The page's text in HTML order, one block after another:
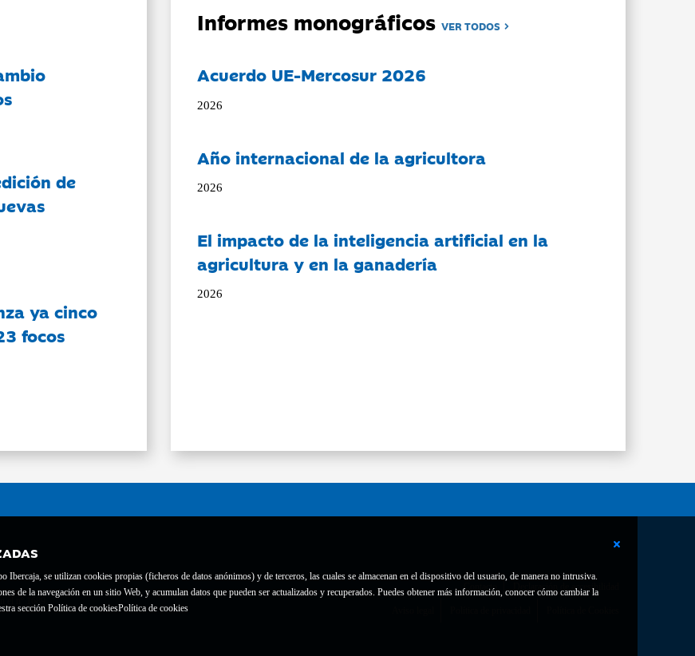
se utilizan cookies propias (ficheros de datos anónimos) y de terceros, las cuales se almacenan en el dispositivo del usuario, de manera no intrusiva.
de la navegación en un sitio Web, y acumulan datos que pueden ser actualizados y recuperados. Puedes obtener más información, conocer cómo cambiar la
sección Política de cookiesPolítica de cookies
de
ya cinco
focos
Informes monográficosVER TODOS
Acuerdo UE-Mercosur 2026
2026
Año internacional de la agricultora
2026
El impacto de la inteligencia artificial en la
agricultura y en la ganadería
2026
nº 1689.
Contacto Declaración de accesibilidad